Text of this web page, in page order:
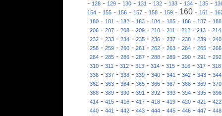
- 128 - 129 - 130 - 131 - 132 - 133 - 134 - 135 -
154 - 155 - 156 - 157 - 158 - 159 - 160 - 161 -
180- 181- 182- 183- 184- 185- 186- 187- 188
206 - 207 - 208 - 209 - 210 - 211 - 212 - 213 - 214
232- 233- 234- 235- 236- 237- 238- 239- 240
258- 259- 260- 261- 262- 263- 264- 265- 266
284- 285- 286- 287- 288- 289- 290- 291- 292
310 - 311 - 312 - 313 - 314 - 315 - 316 - 317 - 318
336- 337- 338- 339- 340- 341- 342- 343- 344
362- 363- 364- 365- 366- 367- 368- 369- 370
388 - 389 - 390 - 391 - 392 - 393 - 394 - 395 - 396
414- 415- 416- 417- 418- 419- 420- 421- 422
440- 441- 442- 443- 444- 445- 446- 447- 448